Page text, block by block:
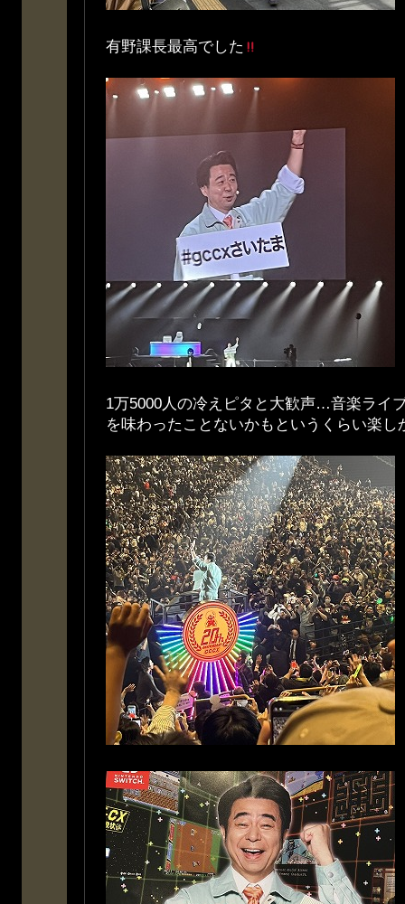
有野課長最高でした
1万5000人の冷えピタと大歓声…音楽ライ
を味わったことないかもというくらい楽し